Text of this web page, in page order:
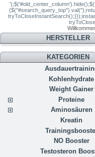
HERSTELLER
KATEGORIEN
Kohlenhydrate
Weight Gainer
Proteine
Aminosäuren
Kreatin
NO Booster
Testosteron